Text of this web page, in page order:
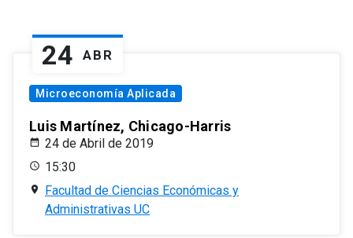
24 ABR
Microeconomía Aplicada
Luis Martínez, Chicago-Harris
24 de Abril de 2019
15:30
Facultad de Ciencias Económicas y
Administrativas UC